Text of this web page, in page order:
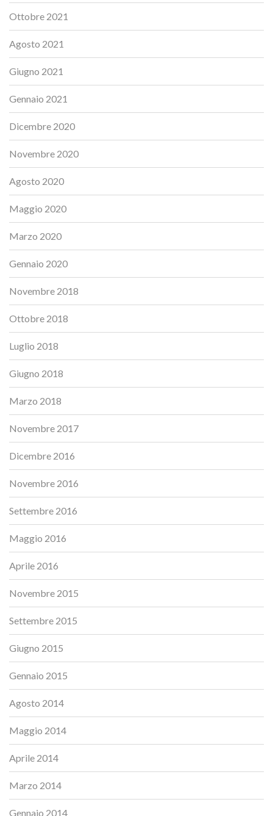
Ottobre 2021
Agosto 2021
Giugno 2021
Gennaio 2021
Dicembre 2020
Novembre 2020
Agosto 2020
Maggio 2020
Marzo 2020
Gennaio 2020
Novembre 2018
Ottobre 2018
Luglio 2018
Giugno 2018
Marzo 2018
Novembre 2017
Dicembre 2016
Novembre 2016
Settembre 2016
Maggio 2016
Aprile 2016
Novembre 2015
Settembre 2015
Giugno 2015
Gennaio 2015
Agosto 2014
Maggio 2014
Aprile 2014
Marzo 2014
Gennaio 2014